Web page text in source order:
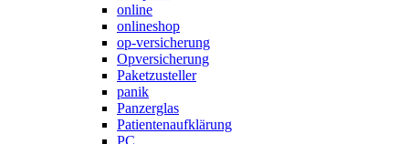
online
onlineshop
op-versicherung
Opversicherung
Paketzusteller
panik
Panzerglas
Patientenaufklärung
PC